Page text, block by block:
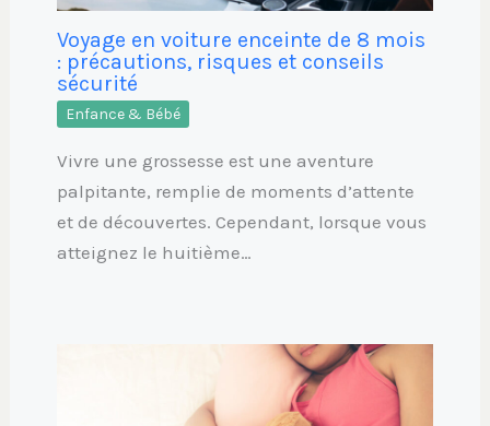
Voyage en voiture enceinte de 8 mois
: précautions, risques et conseils
sécurité
Enfance & Bébé
Vivre une grossesse est une aventure
palpitante, remplie de moments d’attente
et de découvertes. Cependant, lorsque vous
atteignez le huitième…